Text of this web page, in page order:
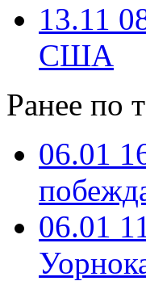
13.11
США
Ранее по
06.01
06.01